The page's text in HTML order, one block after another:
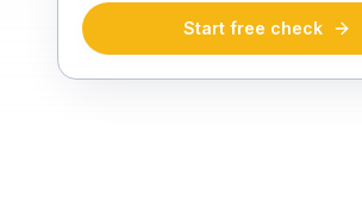
Start free check